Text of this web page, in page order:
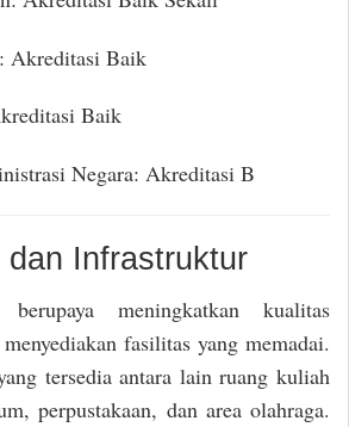
Akreditasi Baik
Baik
Negara: Akreditasi B
dan Infrastruktur
meningkatkan kualitas
fasilitas yang memadai.
tersedia antara lain ruang kuliah
perpustakaan, dan area olahraga.